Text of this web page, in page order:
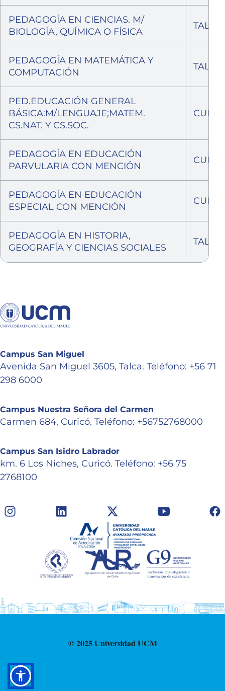
PEDAGOGÍA EN CIENCIAS. M/
BIOLOGÍA, QUÍMICA O FÍSICA
TALCA
PEDAGOGÍA EN MATEMÁTICA Y
COMPUTACIÓN
TALCA
PED.EDUCACIÓN GENERAL
BÁSICA:M/LENGUAJE;MATEM.
CS.NAT. Y CS.SOC.
PEDAGOGÍA EN EDUCACIÓN
PARVULARIA CON MENCIÓN
PEDAGOGÍA EN EDUCACIÓN
ESPECIAL CON MENCIÓN
PEDAGOGÍA EN HISTORIA,
GEOGRAFÍA Y CIENCIAS SOCIALES
TALCA
Campus San Miguel
Avenida San Miguel 3605, Talca. Teléfono: +56 71
298 6000
Campus Nuestra Señora del Carmen
Carmen 684, Curicó. Teléfono: +56752768000
Campus San Isidro Labrador
km. 6 Los Niches, Curicó. Teléfono: +56 75
2768100
© 2025 Universidad UCM